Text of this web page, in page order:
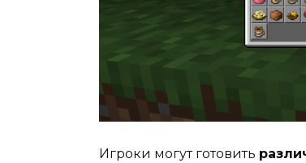
Игроки могут готовить